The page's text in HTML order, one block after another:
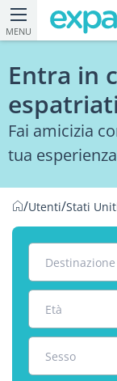
MENU
Entra in
Fai amicizia
tua
/Utenti/Stati
Destinazione
Età
Sesso